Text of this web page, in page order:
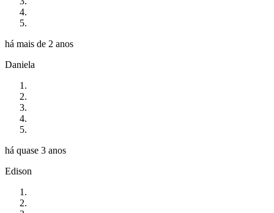
há mais de 2 anos
Daniela
há quase 3 anos
Edison